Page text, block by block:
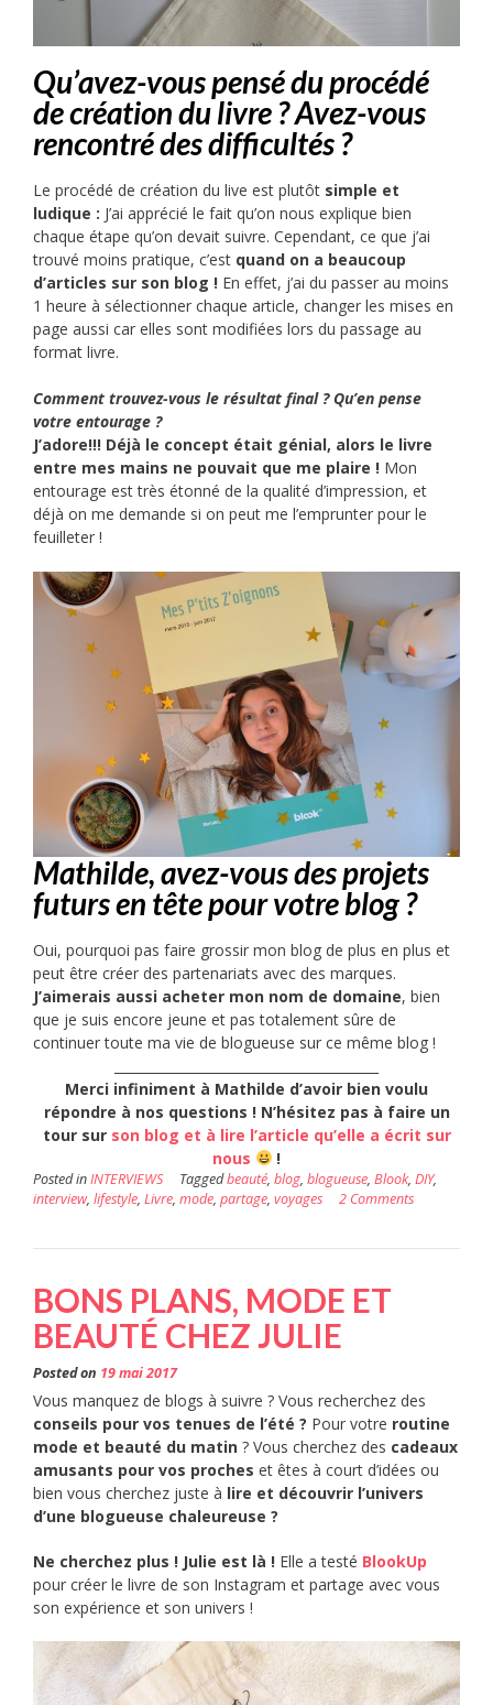
Qu’avez-vous pensé du procédé
de création du livre ? Avez-vous
rencontré des difficultés ?
Le procédé de création du live est plutôt simple et
ludique : J’ai apprécié le fait qu’on nous explique bien
chaque étape qu’on devait suivre. Cependant, ce que j’ai
trouvé moins pratique, c’est quand on a beaucoup
d’articles sur son blog ! En effet, j’ai du passer au moins
1 heure à sélectionner chaque article, changer les mises en
page aussi car elles sont modifiées lors du passage au
format livre.
Comment trouvez-vous le résultat final ? Qu’en pense
votre entourage ?
J’adore!!! Déjà le concept était génial, alors le livre
entre mes mains ne pouvait que me plaire ! Mon
entourage est très étonné de la qualité d’impression, et
déjà on me demande si on peut me l’emprunter pour le
feuilleter !
Mathilde, avez-vous des projets
futurs en tête pour votre blog ?
Oui, pourquoi pas faire grossir mon blog de plus en plus et
peut être créer des partenariats avec des marques.
J’aimerais aussi acheter mon nom de domaine, bien
que je suis encore jeune et pas totalement sûre de
continuer toute ma vie de blogueuse sur ce même blog !
Merci infiniment à Mathilde d’avoir bien voulu
répondre à nos questions ! N’hésitez pas à faire un
tour sur son blog et à lire l’article qu’elle a écrit sur
nous
!
Posted inINTERVIEWS Taggedbeauté, blog, blogueuse, Blook, DIY,
interview, lifestyle, Livre, mode, partage, voyages 2 Comments
BONS PLANS, MODE ET
BEAUTÉ CHEZ JULIE
Posted on 19 mai 2017
Vous manquez de blogs à suivre ? Vous recherchez des
conseils pour vos tenues de l’été ? Pour votre routine
mode et beauté du matin ? Vous cherchez des cadeaux
amusants pour vos proches et êtes à court d’idées ou
bien vous cherchez juste à lire et découvrir l’univers
d’une blogueuse chaleureuse ?
Ne cherchez plus ! Julie est là ! Elle a testé BlookUp
pour créer le livre de son Instagram et partage avec vous
son expérience et son univers !